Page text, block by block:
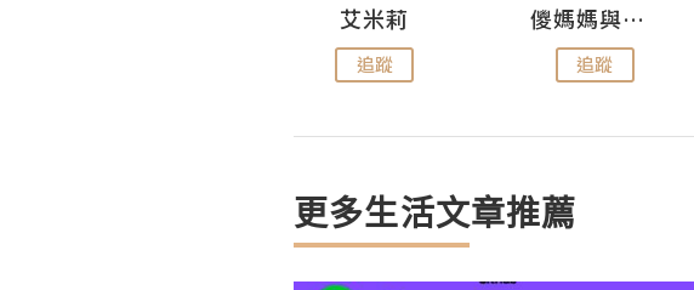
艾米莉
追蹤
儍媽媽與兩隻小魔怪之家
追蹤
更多生活文章推薦